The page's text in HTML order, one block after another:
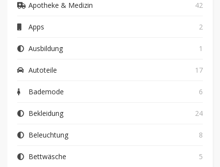
Apotheke & Medizin 42
Apps 2
Ausbildung 1
Autoteile 17
Bademode 6
Bekleidung 24
Beleuchtung 8
Bettwäsche 5